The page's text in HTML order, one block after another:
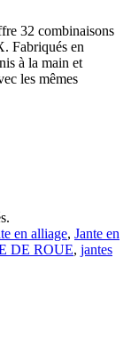
32 combinaisons
Fabriqués en
à la main et
les mêmes
en alliage, Jante en
DE ROUE, jantes